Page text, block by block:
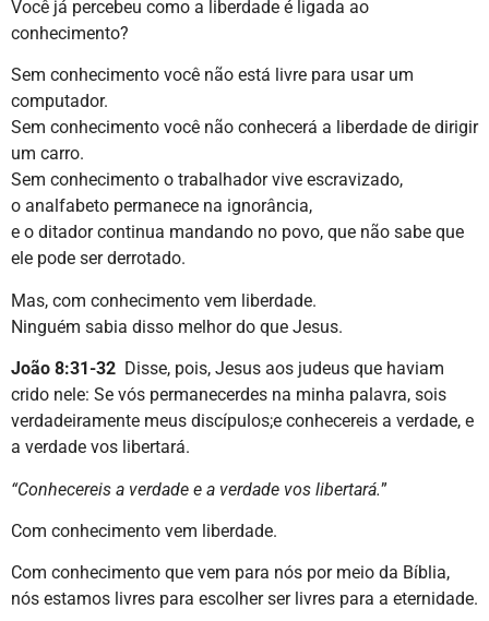
Você já percebeu como a liberdade é ligada ao
conhecimento?
Sem conhecimento você não está livre para usar um
computador.
Sem conhecimento você não conhecerá a liberdade de dirigir
um carro.
Sem conhecimento o trabalhador vive escravizado,
o analfabeto permanece na ignorância,
e o ditador continua mandando no povo, que não sabe que
ele pode ser derrotado.
Mas, com conhecimento vem liberdade.
Ninguém sabia disso melhor do que Jesus.
João 8:31-32 Disse, pois, Jesus aos judeus que haviam
crido nele: Se vós permanecerdes na minha palavra, sois
verdadeiramente meus discípulos;e conhecereis a verdade, e
a verdade vos libertará.
“Conhecereis a verdade e a verdade vos libertará.”
Com conhecimento vem liberdade.
Com conhecimento que vem para nós por meio da Bíblia,
nós estamos livres para escolher ser livres para a eternidade.